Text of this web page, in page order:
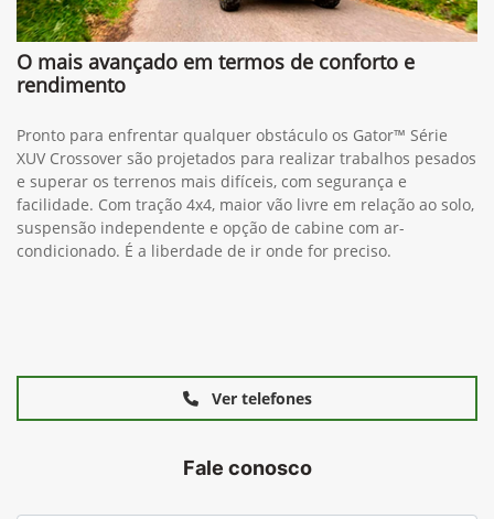
O mais avançado em termos de conforto e
rendimento
Pronto para enfrentar qualquer obstáculo os Gator™ Série
XUV Crossover são projetados para realizar trabalhos pesados
e superar os terrenos mais difíceis, com segurança e
facilidade. Com tração 4x4, maior vão livre em relação ao solo,
suspensão independente e opção de cabine com ar-
condicionado. É a liberdade de ir onde for preciso.
Ver telefones
Fale conosco